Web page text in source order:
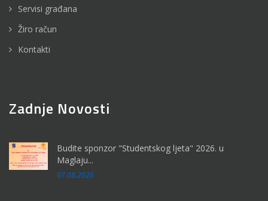
Servisi građana
Žiro račun
Kontakti
Zadnje Novosti
Budite sponzor "Studentskog ljeta" 2026. u
Maglaju...
07.08.2026